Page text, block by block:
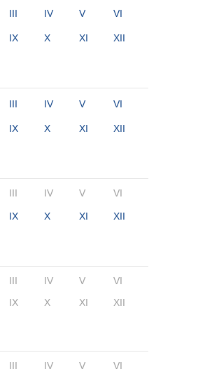
III IV V VI
IX X XI XII
III IV V VI
IX X XI XII
III IV V VI
IX X XI XII
III IV V
VI
IX X XI XII
III IV V
VI